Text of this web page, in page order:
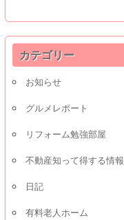
カテゴリー
お知らせ
グルメレポート
リフォーム勉強部屋
不動産知って得する情報
日記
有料老人ホーム